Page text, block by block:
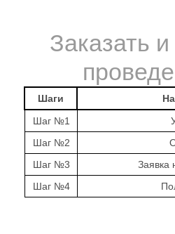
Заказать
Шаги
Шаг №1
Шаг №2
Шаг №3
Заявка
Шаг №4